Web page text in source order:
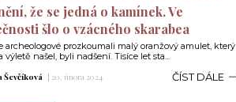
že se jedná o kamínek. Ve
šlo o vzácného skarabea
archeologové prozkoumali malý oranžový amulet, který
výletě našel, byli nadšení. Tisíce let sta...
Ševčíková | 20. února 2024 ČÍST DÁLE